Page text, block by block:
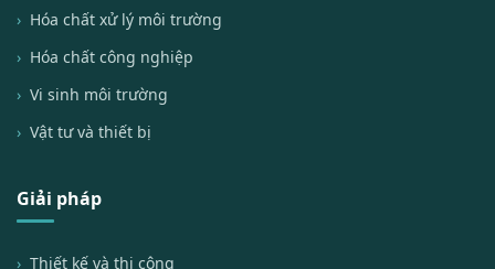
Hóa chất xử lý môi trường
Hóa chất công nghiệp
Vi sinh môi trường
Vật tư và thiết bị
Giải pháp
Thiết kế và thi công